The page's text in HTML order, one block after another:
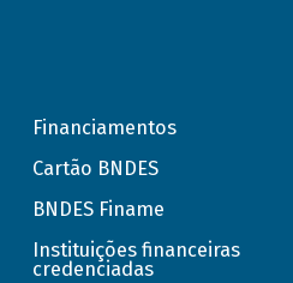
Financiamentos
Cartão BNDES
BNDES Finame
Instituições financeiras
credenciadas